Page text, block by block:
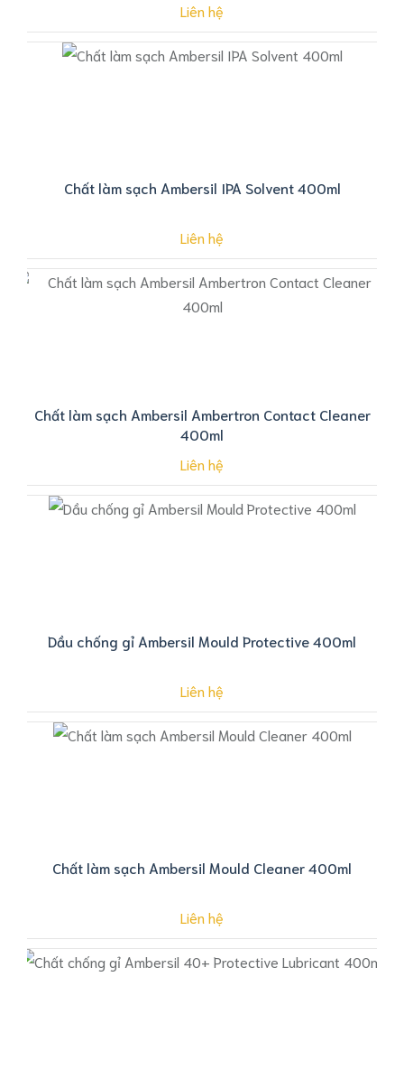
Liên hệ
Chất làm sạch Ambersil IPA Solvent 400ml
Liên hệ
Chất làm sạch Ambersil Ambertron Contact Cleaner
400ml
Liên hệ
Dầu chống gỉ Ambersil Mould Protective 400ml
Liên hệ
Chất làm sạch Ambersil Mould Cleaner 400ml
Liên hệ